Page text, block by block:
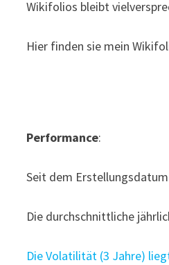
Wikifolios bleibt
Hier finden sie mein
Performance:
Seit dem
Die durchschnittliche
Die Volatilität (3 Jahre)